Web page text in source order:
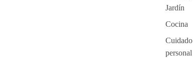
Jardín
Cocina
Cuidado
personal